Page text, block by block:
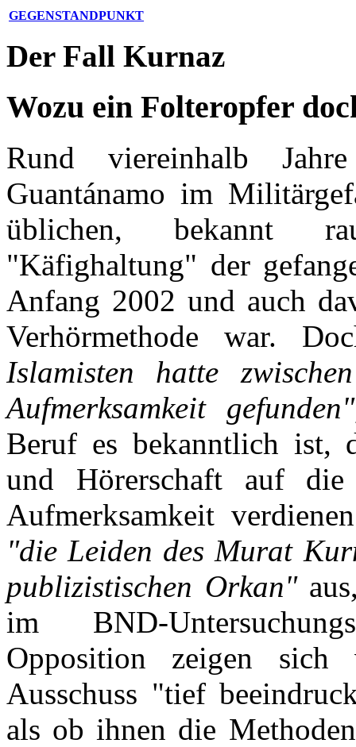
GEGENSTANDPUNKT
Der Fall Kurnaz
Wozu ein Folteropfer
Rund viereinhalb
Guantánamo im
üblichen, bekannt
"Käfighaltung" der
Anfang 2002 und auch
Verhörmethode war.
Islamisten hatte
Aufmerksamkeit gefunden"
Beruf es bekanntlich ist,
und Hörerschaft auf
Aufmerksamkeit
"die Leiden des Murat
publizistischen Orkan"
im BND-
Opposition zeigen sich
Ausschuss "tief
als ob ihnen die